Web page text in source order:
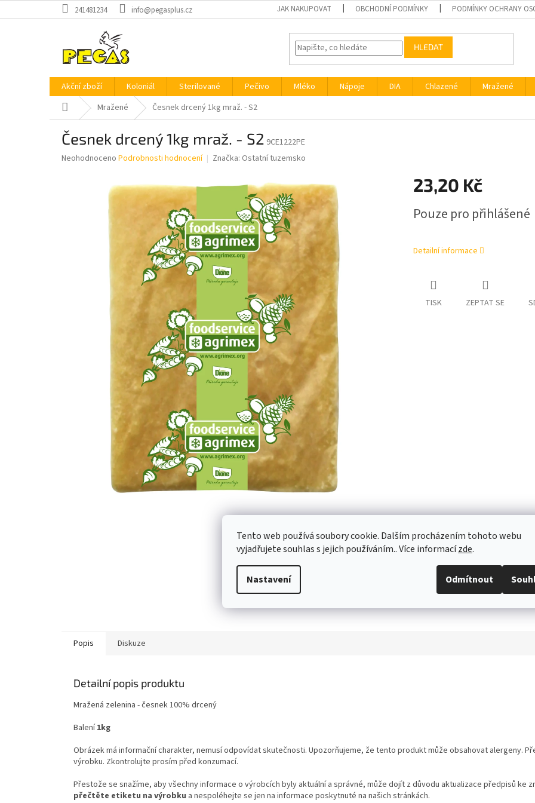
Tento web používá soubory cookie. Dalším procházením tohoto webu
vyjadřujete souhlas s jejich používáním.. Více informacízde.
Nastavení Odmítnout
na
241481234 info@pegasplus.cz JAK NAKUPOVAT OBCHODNÍ PODMÍNKY PODMÍNKY OCHRANY
HLEDAT
Akční zboží Koloniál Sterilované Pečivo Mléko Nápoje DIA Chlazené Mražené
Domů Mražené Česnek drcený 1kg mraž. - S2
Česnek drcený 1kg mraž. - S2 9CE1222PE
Průměrné
Neohodnoceno Podrobnosti hodnocení Značka: Ostatní tuzemsko
23,20 Kč
cena:
Pouze pro přihlášené
Detailní informace
TISK ZEPTAT SE
Popis Diskuze
Detailní popis produktu
Mražená zelenina - česnek 100% drcený
Balení1kg
Obrázek má informační charakter, nemusí odpovídat skutečnosti. Upozorňujeme, že tento produkt může obsahovat alergeny.
výrobku. Zkontrolujte prosím před konzumací.
Přestože se snažíme, aby všechny informace o výrobcích byly aktuální a správné, může dojít z důvodu aktualizace předpisů ke
přečtěte etiketu na výrobku a nespoléhejte se jen na informace poskytnuté na našich stránkách.